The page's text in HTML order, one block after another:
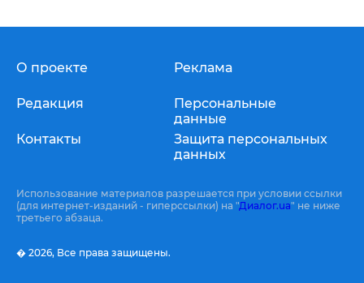
О проекте
Редакция
Контакты
Реклама
Персональные
данные
Защита персональных
данных
Использование материалов разрешается при условии ссылки
(для интернет-изданий - гиперссылки) на "Диалог.ua" не ниже
третьего абзаца.
� 2026, Все права защищены.